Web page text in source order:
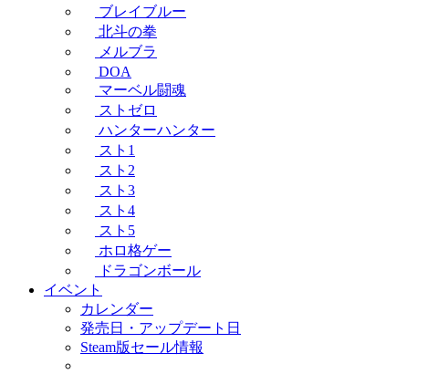
ブレイブルー
北斗の拳
メルブラ
DOA
マーベル闘魂
ストゼロ
ハンターハンター
スト1
スト2
スト3
スト4
スト5
ホロ格ゲー
ドラゴンボール
イベント
カレンダー
発売日・アップデート日
Steam版セール情報